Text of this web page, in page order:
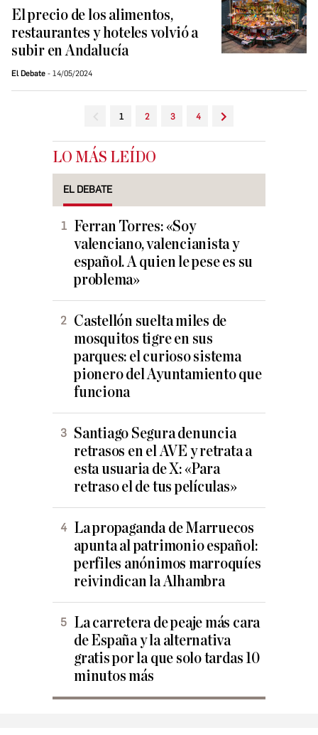
El precio de los alimentos,
restaurantes y hoteles volvió a
subir en Andalucía
El Debate 14/05/2024
1 2 3 4
LO MÁS LEÍDO
EL DEBATE
Ferran Torres: «Soy
valenciano, valencianista y
español. A quien le pese es su
problema»
Castellón suelta miles de
mosquitos tigre en sus
parques: el curioso sistema
pionero del Ayuntamiento que
funciona
Santiago Segura denuncia
retrasos en el AVE y retrata a
esta usuaria de X: «Para
retraso el de tus películas»
La propaganda de Marruecos
apunta al patrimonio español:
perfiles anónimos marroquíes
reivindican la Alhambra
La carretera de peaje más cara
de España y la alternativa
gratis por la que solo tardas 10
minutos más